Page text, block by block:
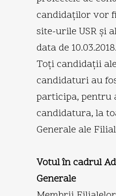
candidaţilor vor
site-urile USR şi
data de 10.03.2018.
Toţi candidaţii
candidaturi au
participa, pentru
candidatura, la
Generale ale
Votul în cadrul
Generale